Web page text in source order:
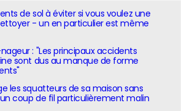
de sol à éviter si vous voulez une
- un en particulier est même
: "Les principaux accidents
sont dus au manque de forme
les squatteurs de sa maison sans
coup de fil particulièrement malin